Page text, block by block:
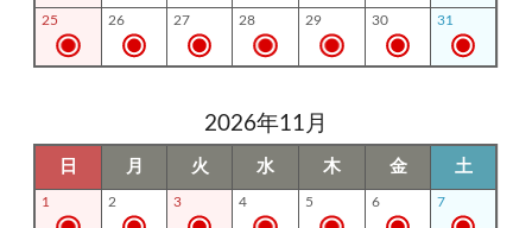
25 26 27 28 29 30 31
2026年11月
日 月 火 水 木 金 土
1 2 3 4 5 6 7